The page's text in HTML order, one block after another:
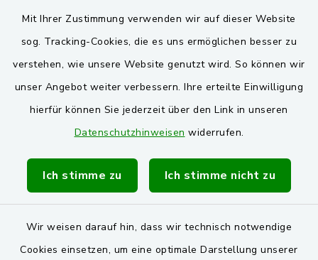
Mit Ihrer Zustimmung verwenden wir auf dieser Website
sog. Tracking-Cookies, die es uns ermöglichen besser zu
verstehen, wie unsere Website genutzt wird. So können wir
unser Angebot weiter verbessern. Ihre erteilte Einwilligung
hierfür können Sie jederzeit über den Link in unseren
Datenschutzhinweisen widerrufen.
Ich stimme zu Ich stimme nicht zu
Wir weisen darauf hin, dass wir technisch notwendige
Cookies einsetzen, um eine optimale Darstellung unserer
VG und Gemeinden
Markt Schwarzenfeld
Gemeinde Stulln